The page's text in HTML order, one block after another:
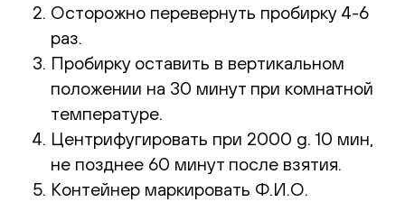
Осторожно перевернуть пробирку 4-6
раз.
Пробирку оставить в вертикальном
положении на 30 минут при комнатной
температуре.
Центрифугировать при 2000 g. 10 мин,
не позднее 60 минут после взятия.
Контейнер маркировать Ф.И.О.